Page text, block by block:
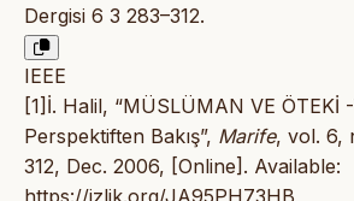
Dergisi 6 3 283–312.
IEEE
[1]İ. Halil, “MÜSLÜMAN VE ÖTEKİ
Perspektiften Bakış”, Marife, vol. 6,
312, Dec. 2006, [Online]. Available: